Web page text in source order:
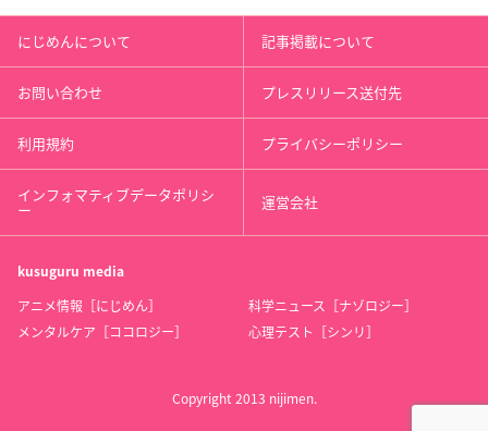
にじめんについて 記事掲載について
お問い合わせ プレスリリース送付先
利用規約 プライバシーポリシー
インフォマティブデータポリシ
ー 運営会社
kusuguru media
アニメ情報［にじめん］
科学ニュース［ナゾロジー］
メンタルケア［ココロジー］
心理テスト［シンリ］
Copyright 2013 nijimen.